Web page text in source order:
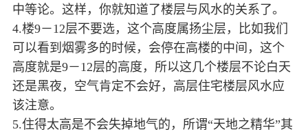
中等论。这样，你就知道了楼层与风水的关系了。
4.楼9－12层不要选，这个高度属扬尘层，比如我们
可以看到烟雾多的时候，会停在高楼的中间，这个
高度就是9－12层的高度，所以这几个楼层不论白天
还是黑夜，空气肯定不会好，高层住宅楼层风水应
该注意。
5.住得太高是不会失掉地气的，所谓“天地之精华”其